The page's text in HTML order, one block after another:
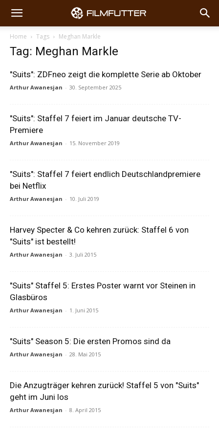
Home Tags Meghan Markle
Tag: Meghan Markle
"Suits": ZDFneo zeigt die komplette Serie ab Oktober
Arthur Awanesjan - 30. September 2025
"Suits": Staffel 7 feiert im Januar deutsche TV-
Premiere
Arthur Awanesjan - 15. November 2019
"Suits": Staffel 7 feiert endlich Deutschlandpremiere
bei Netflix
Arthur Awanesjan - 10. Juli 2019
Harvey Specter & Co kehren zurück: Staffel 6 von
"Suits" ist bestellt!
Arthur Awanesjan - 3. Juli 2015
"Suits" Staffel 5: Erstes Poster warnt vor Steinen in
Glasbüros
Arthur Awanesjan - 1. Juni 2015
"Suits" Season 5: Die ersten Promos sind da
Arthur Awanesjan - 28. Mai 2015
Die Anzugträger kehren zurück! Staffel 5 von "Suits"
geht im Juni los
Arthur Awanesjan - 8. April 2015